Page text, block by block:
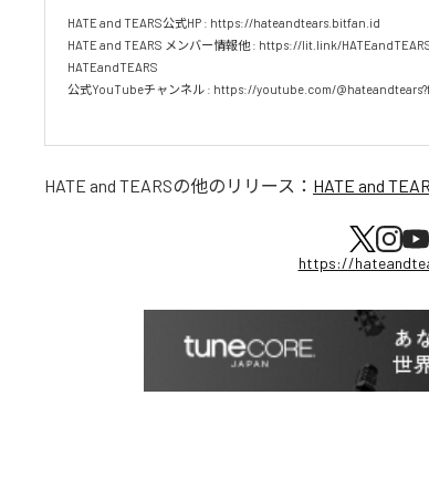
HATE and TEARS公式HP : https://hateandtears.bitfan.id
HATE and TEARS メンバー情報他 : https://lit.link/
HATEandTEARS
公式YouTubeチャンネル : https://youtube.com/
HATE and TEARSの他のリリース： HATE and
https://